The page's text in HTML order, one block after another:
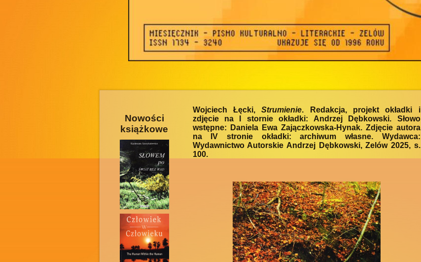
Nowości
książkowe
Wojciech Łęcki,Strumienie. Redakcja, projekt okładki i
zdjęcie na I stornie okładki: Andrzej Dębkowski. Słowo
wstępne: Daniela Ewa Zajączkowska-Hynak. Zdjęcie autora
na IV stronie okładki: archiwum własne. Wydawca:
Wydawnictwo Autorskie Andrzej Dębkowski, Zelów 2025, s.
100.